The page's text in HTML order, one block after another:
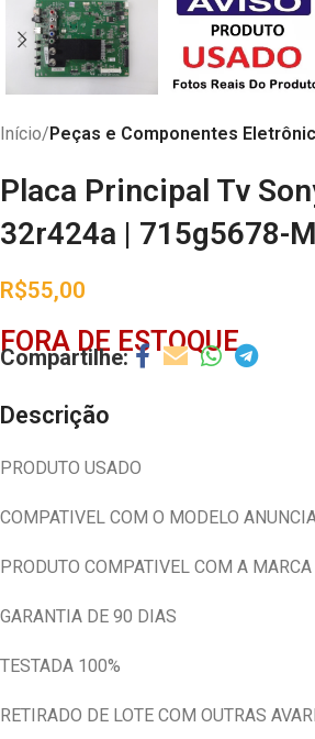
Início Peças e Componentes
Placa Principal Tv
32r424a | 715g5678-
R$55,00
FORA DE ESTOQUE
Descrição
PRODUTO USADO
COMPATIVEL COM O MODELO
PRODUTO COMPATIVEL COM A
GARANTIA DE 90 DIAS
TESTADA 100%
RETIRADO DE LOTE COM OUTRAS